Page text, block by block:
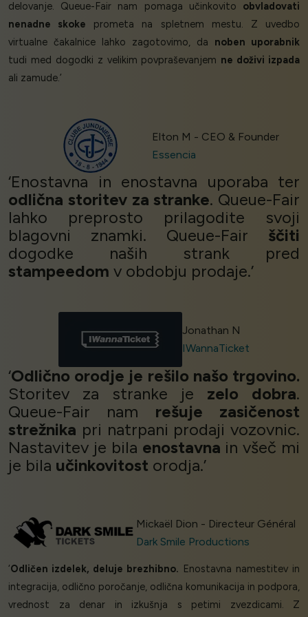
delovanje. Queue-Fair nam pomaga učinkovito obvladovati
nenadne skoke prometa na spletnem mestu. Z uvedbo
virtualne čakalnice lahko zagotovimo, da noben uporabnik
tudi med dogodki z velikim povpraševanjem ne doživi izpada
ali zamude.’
Elton M - CEO & Founder
Essencia
‘Enostavna in enostavna uporaba ter
odlična storitev za stranke. Queue-Fair
lahko preprosto prilagodite svoji
blagovni znamki. Queue-Fair ščiti
dogodke naših strank pred
stampeedom v obdobju prodaje.’
Jonathan N
IWannaTicket
‘Odlično orodje je rešilo našo trgovino.
Storitev za stranke je zelo dobra.
Queue-Fair nam rešuje zasičenost
strežnika pri natrpani prodaji vozovnic.
Nastavitev je bila enostavna in všeč mi
je bila učinkovitost orodja.’
Mickaël Dion - Directeur Général
Dark Smile Productions
‘Odličen izdelek, deluje brezhibno. Enostavna namestitev in
integracija, odlično poročanje, odlična komunikacija in podpora,
vrednost za denar in izkušnja s petimi zvezdicami. Z